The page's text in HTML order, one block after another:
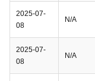
2025-07-
08
N/A
2025-07-
08
N/A